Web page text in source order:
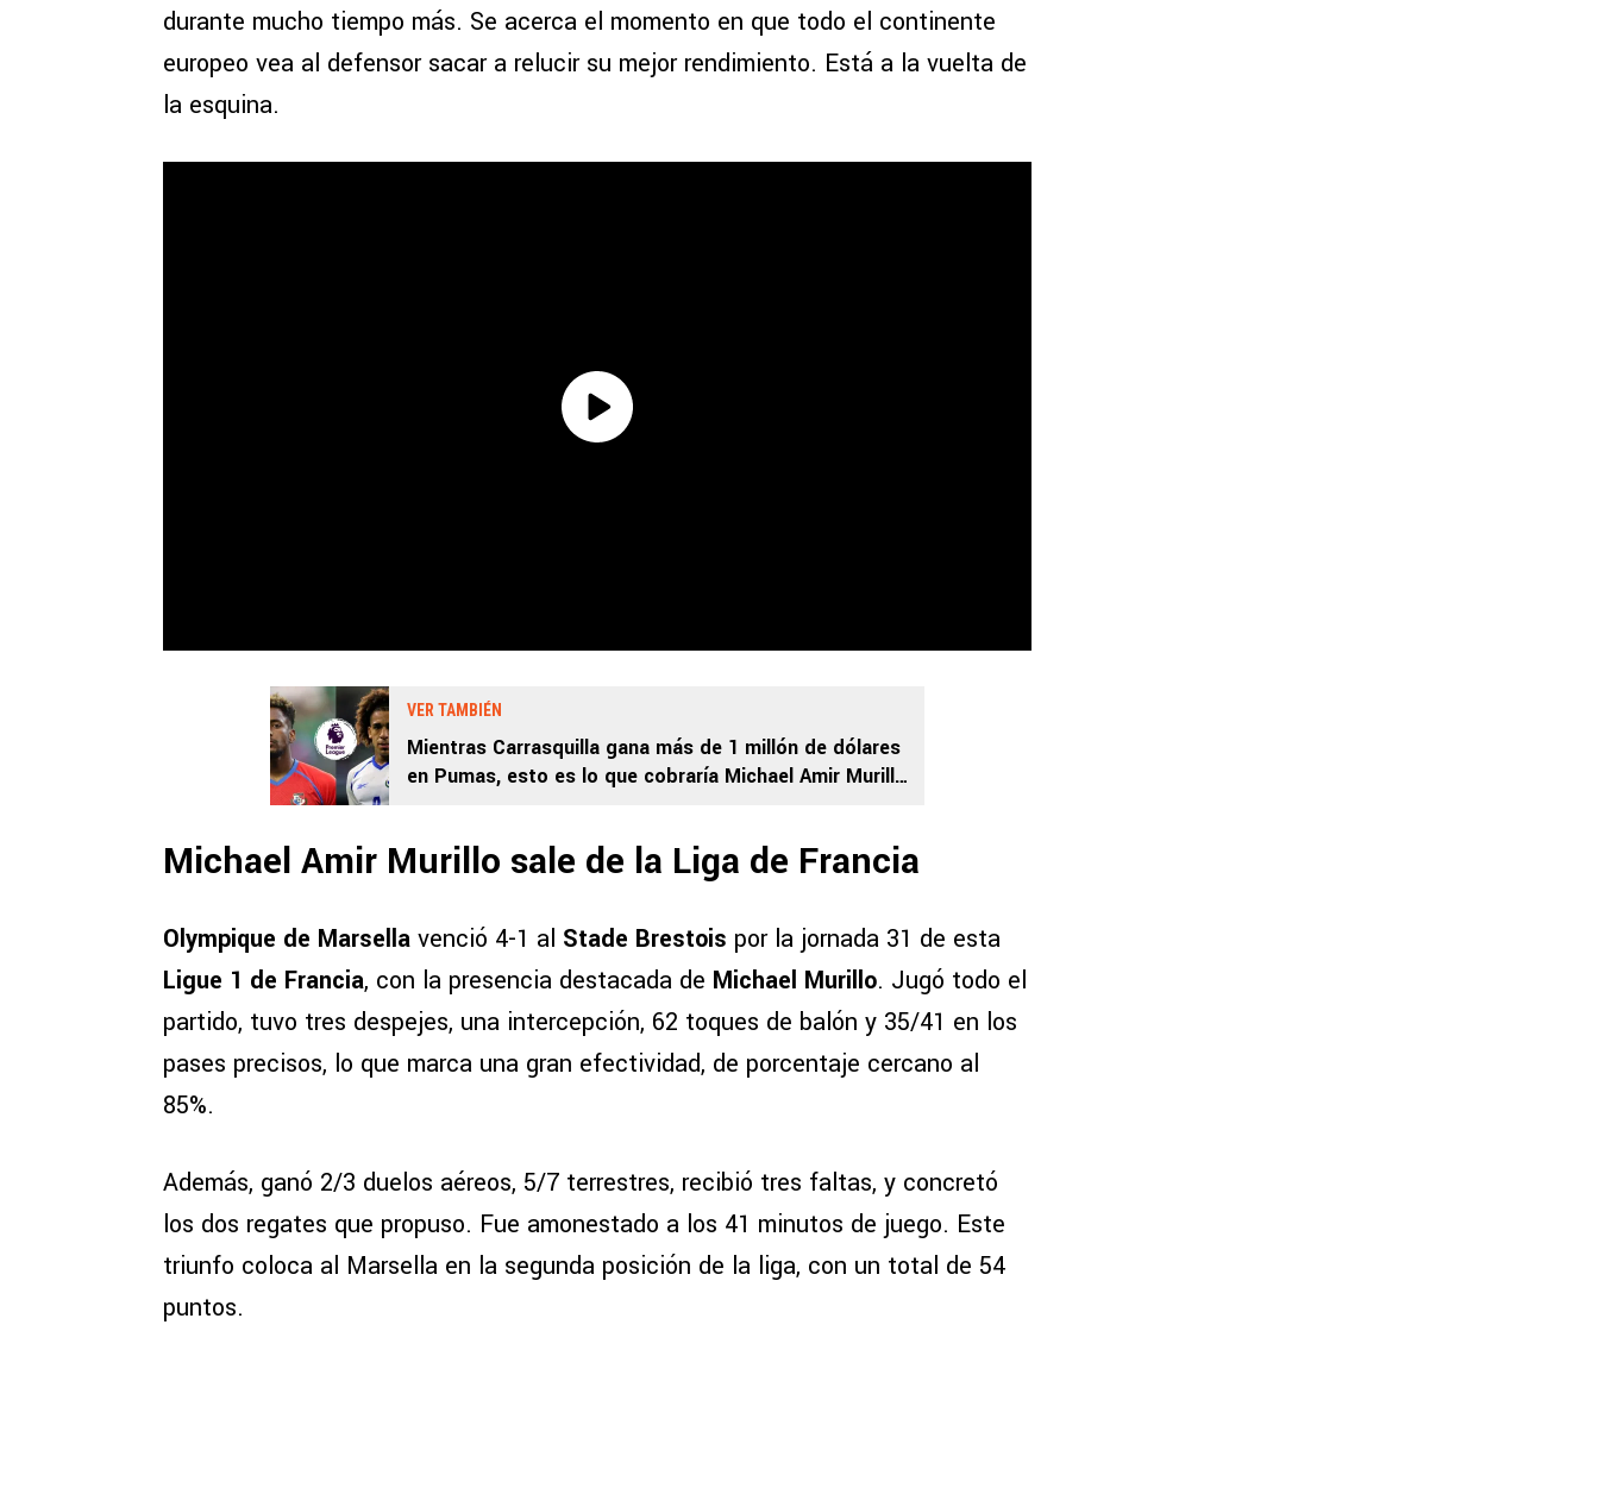
durante mucho tiempo más. Se acerca el momento en que todo el continente
europeo vea al defensor sacar a relucir su mejor rendimiento. Está a la vuelta de
la esquina.
VER TAMBIÉN
Mientras Carrasquilla gana más de 1 millón de dólares
en Pumas, esto es lo que cobraría Michael Amir Murillo
Michael Amir Murillo sale de la Liga de Francia
Olympique de Marsella venció 4-1 al Stade Brestois por la jornada 31 de esta
Ligue 1 de Francia, con la presencia destacada de Michael Murillo. Jugó todo el
partido, tuvo tres despejes, una intercepción, 62 toques de balón y 35/41 en los
pases precisos, lo que marca una gran efectividad, de porcentaje cercano al
85%.
Además, ganó 2/3 duelos aéreos, 5/7 terrestres, recibió tres faltas, y concretó
los dos regates que propuso. Fue amonestado a los 41 minutos de juego. Este
triunfo coloca al Marsella en la segunda posición de la liga, con un total de 54
puntos.